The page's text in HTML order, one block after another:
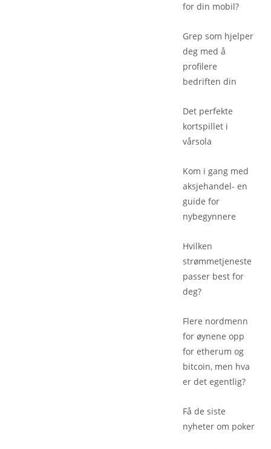
for din mobil?
Grep som hjelper
deg med å
profilere
bedriften din
Det perfekte
kortspillet i
vårsola
Kom i gang med
aksjehandel- en
guide for
nybegynnere
Hvilken
strømmetjeneste
passer best for
deg?
Flere nordmenn
for øynene opp
for etherum og
bitcoin, men hva
er det egentlig?
Få de siste
nyheter om poker